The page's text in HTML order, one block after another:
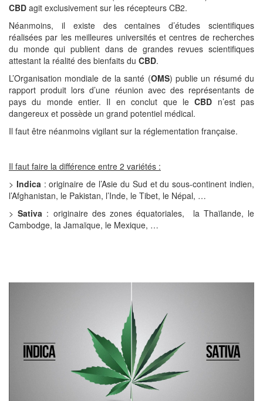
CBD agit exclusivement sur les récepteurs CB2.
Néanmoins, il existe des centaines d’études scientifiques
réalisées par les meilleures universités et centres de recherches
du monde qui publient dans de grandes revues scientifiques
attestant la réalité des bienfaits du CBD.
L’Organisation mondiale de la santé (OMS) publie un résumé du
rapport produit lors d’une réunion avec des représentants de
pays du monde entier. Il en conclut que leCBD n’est pas
dangereux et possède un grand potentiel médical.
Il faut être néanmoins vigilant sur la réglementation française.
Il faut faire la différence entre 2 variétés :
> Indica : originaire de l’Asie du Sud et du sous-continent indien,
l’Afghanistan, le Pakistan, l’Inde, le Tibet, le Népal, …
>Sativa : originaire des zones équatoriales, la Thaïlande, le
Cambodge, la Jamaïque, le Mexique, …